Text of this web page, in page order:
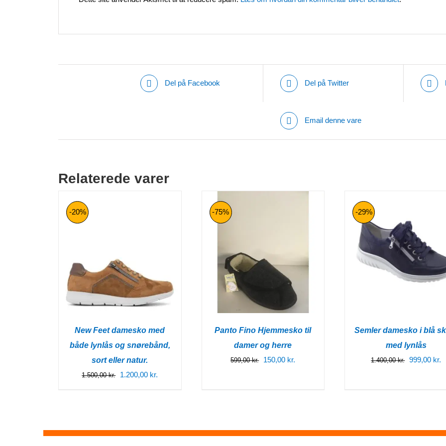
Del på Facebook Del på Twitter
Email denne vare
Relaterede varer
-20%
New Feet damesko med
både lynlås og snørebånd,
sort eller natur.
1.500,00kr.
Den
1.500,00 kr..
1.200,00 kr.
1.200,00 kr..
-75%
Panto Fino Hjemmesko til
damer og herre
599,00kr.
Den
150,00 kr.
-29%
Semler damesko i blå
med lynlås
1.400,00kr. Den
999,00 kr.